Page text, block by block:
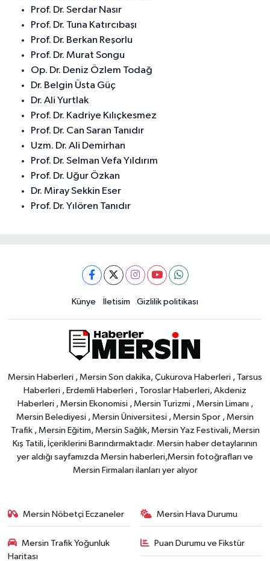
Prof. Dr. Serdar Nasır
Prof. Dr. Tuna Katırcıbaşı
Prof. Dr. Berkan Reşorlu
Prof. Dr. Murat Songu
Op. Dr. Deniz Özlem Todağ
Dr. Belgin Üsta Güç
Dr. Ali Yurtlak
Prof. Dr. Kadriye Kılıçkesmez
Prof. Dr. Can Saran Tanıdır
Uzm. Dr. Ali Demirhan
Prof. Dr. Selman Vefa Yıldırım
Prof. Dr. Uğur Özkan
Dr. Miray Sekkin Eser
Prof. Dr. Yılören Tanıdır
Künye İletisim Gizlilik politikası
Mersin Haberleri , Mersin Son dakika, Çukurova Haberleri , Tarsus
Haberleri , Erdemli Haberleri , Toroslar Haberleri, Akdeniz
Haberleri , Mersin Ekonomisi , Mersin Turizmi , Mersin Limanı ,
Mersin Belediyesi , Mersin Üniversitesi , Mersin Spor , Mersin
Trafik , Mersin Eğitim, Mersin Sağlık, Mersin Yaz Festivali, Mersin
Kış Tatili, İçeriklerini Barındırmaktadır. Mersin haber detaylarının
yer aldığı sayfamızda Mersin haberleri,Mersin fotoğrafları ve
Mersin Firmaları ilanları yer alıyor
Mersin Nöbetçi Eczaneler Mersin Hava Durumu
Mersin Trafik Yoğunluk
Haritası
Puan Durumu ve Fikstür